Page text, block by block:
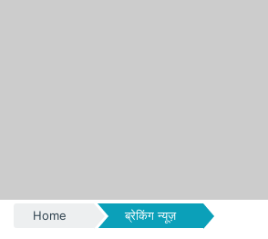
Home ब्रेकिंग न्यूज़